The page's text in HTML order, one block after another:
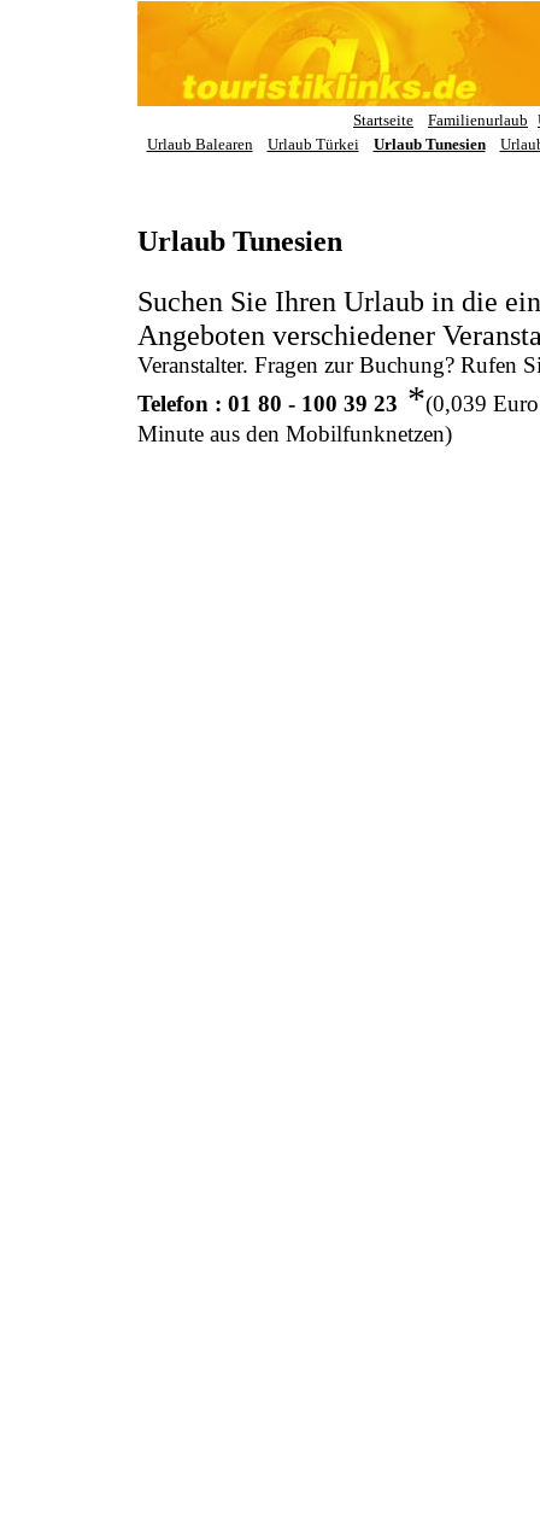
Startseite Familienurlaub
Urlaub Balearen
Urlaub Türkei Urlaub Tunesien
Urlaub Tunesien
Suchen Sie Ihren Urlaub in die
Angeboten verschiedener
Veranstalter. Fragen zur Buchung? Rufen
Telefon : 01 80 - 100 39 23 *(0,039
Minute aus den Mobilfunknetzen)